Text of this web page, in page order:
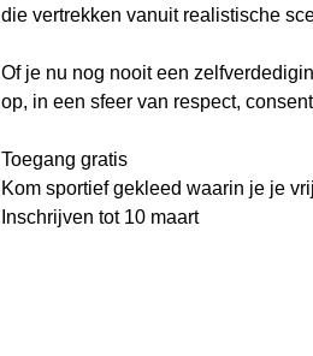
die vertrekken vanuit realistische
Of je nu nog nooit een
op, in een sfeer van respect,
Toegang gratis
Kom sportief gekleed waarin je je
Inschrijven tot 10 maart